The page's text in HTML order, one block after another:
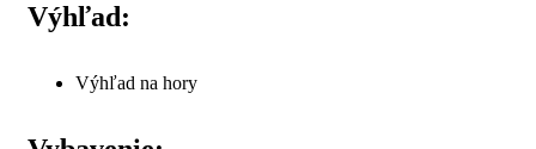
Výhľad:
Výhľad na hory